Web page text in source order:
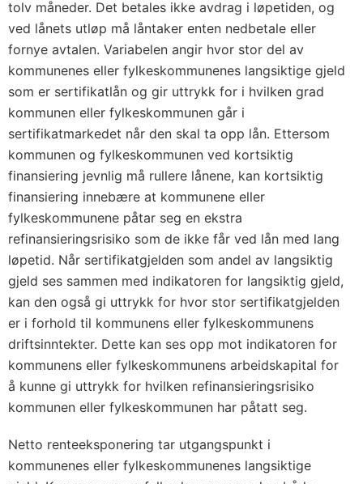
tolv måneder. Det betales ikke avdrag i løpetiden, og
ved lånets utløp må låntaker enten nedbetale eller
fornye avtalen. Variabelen angir hvor stor del av
kommunenes eller fylkeskommunenes langsiktige gjeld
som er sertifikatlån og gir uttrykk for i hvilken grad
kommunen eller fylkeskommunen går i
sertifikatmarkedet når den skal ta opp lån. Ettersom
kommunen og fylkeskommunen ved kortsiktig
finansiering jevnlig må rullere lånene, kan kortsiktig
finansiering innebære at kommunene eller
fylkeskommunene påtar seg en ekstra
refinansieringsrisiko som de ikke får ved lån med lang
løpetid. Når sertifikatgjelden som andel av langsiktig
gjeld ses sammen med indikatoren for langsiktig gjeld,
kan den også gi uttrykk for hvor stor sertifikatgjelden
er i forhold til kommunens eller fylkeskommunens
driftsinntekter. Dette kan ses opp mot indikatoren for
kommunens eller fylkeskommunens arbeidskapital for
å kunne gi uttrykk for hvilken refinansieringsrisiko
kommunen eller fylkeskommunen har påtatt seg.
Netto renteeksponering tar utgangspunkt i
kommunenes eller fylkeskommunenes langsiktige